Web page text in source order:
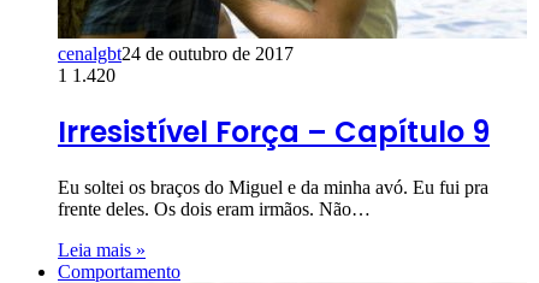
cenalgbt24 de outubro de 2017
1 1.420
Irresistível Força – Capítulo 9
Eu soltei os braços do Miguel e da minha avó. Eu fui pra
frente deles. Os dois eram irmãos. Não…
Leia mais »
Comportamento